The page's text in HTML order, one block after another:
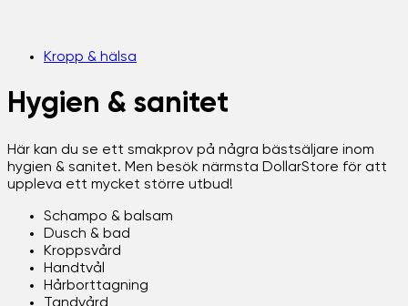
Kropp & hälsa
Hygien & sanitet
Här kan du se ett smakprov på några bästsäljare inom
hygien & sanitet. Men besök närmsta DollarStore för att
uppleva ett mycket större utbud!
Schampo & balsam
Dusch & bad
Kroppsvård
Handtvål
Hårborttagning
Tandvård